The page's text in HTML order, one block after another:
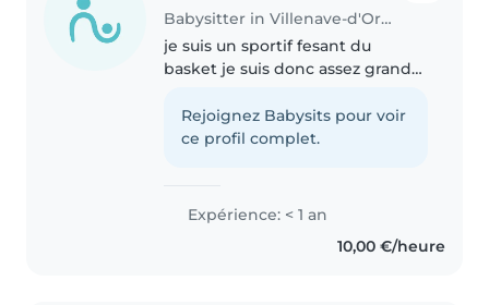
Babysitter in Villenave-d'Ornon
je suis un sportif fesant du
basket je suis donc assez grand
l'argent de poche avec un ami
on fais en duo pour garder plus
Rejoignez Babysits pour voir
ce profil complet.
Expérience: < 1 an
10,00 €/heure